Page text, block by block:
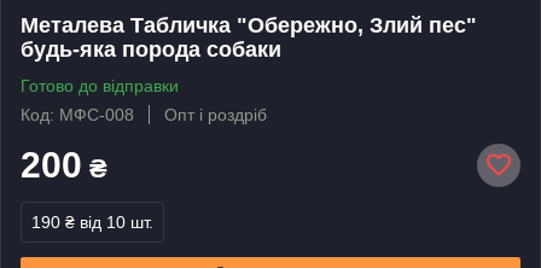
Металева Табличка "Обережно, Злий пес"
будь-яка порода собаки
Готово до відправки
Код: МФС-008
Опт і роздріб
200 ₴
190 ₴ від 10 шт.